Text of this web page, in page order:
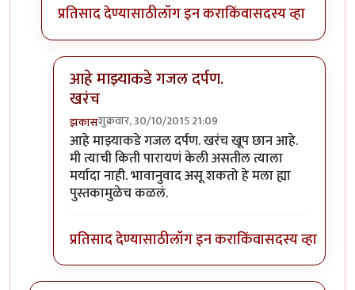
प्रतिसाद देण्यासाठीलॉग इन कराकिंवासदस्य व्हा
आहे माझ्याकडे गजल दर्पण.
खरंच
झकासशुक्रवार, 30/10/2015 21:09
In reply toधन्यवाद...byमाधुरी विनायक
आहे माझ्याकडे गजल दर्पण. खरंच खूप छान आहे.
मी त्याची किती पारायणं केली असतील त्याला
मर्यादा नाही. भावानुवाद असू शकतो हे मला ह्या
पुस्तकामुळेच कळलं.
प्रतिसाद देण्यासाठीलॉग इन कराकिंवासदस्य व्हा